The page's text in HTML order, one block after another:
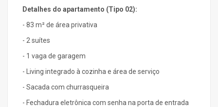
Detalhes do apartamento (Tipo 02):
- 83 m² de área privativa
- 2 suítes
- 1 vaga de garagem
- Living integrado à cozinha e área de serviço
- Sacada com churrasqueira
- Fechadura eletrônica com senha na porta de entrada